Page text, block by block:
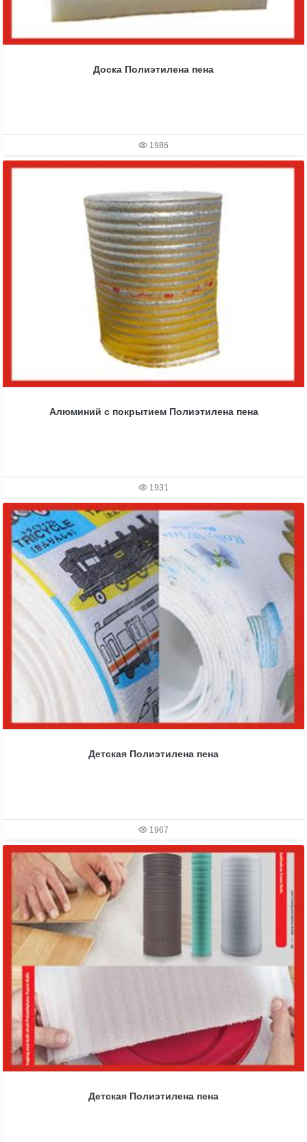
Доска Полиэтилена пена
1986
Алюминий с покрытием Полиэтилена пена
1931
Детская Полиэтилена пена
1967
Детская Полиэтилена пена